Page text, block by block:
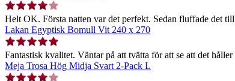
Helt OK. Första natten var det perfekt. Sedan fluffade det
Lakan Egyptisk Bomull Vit 240 x 270
Fantastisk kvalitet. Väntar på att tvätta för att se att det
Meja Trosa Hög Midja Svart 2-Pack L